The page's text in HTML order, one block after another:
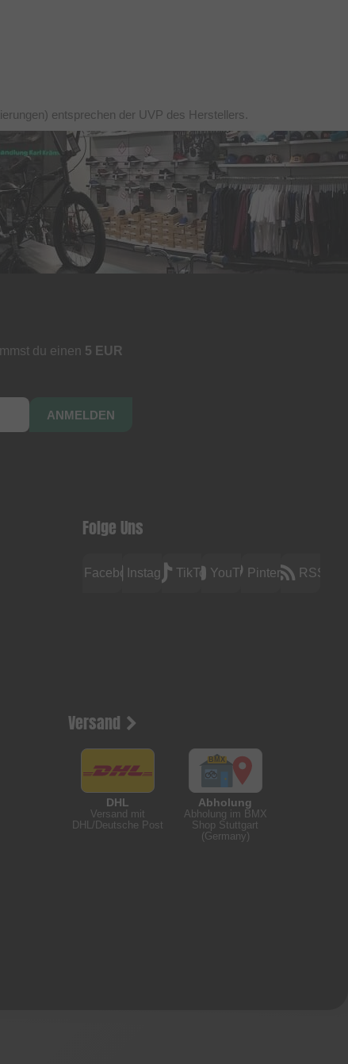
entsprechen der UVP des Herstellers.
du einen 5 EUR
ANMELDEN
Folge Uns
FacebookInstagramTikTokYouTubePinterest RSS
Versand
DHL
Versand mit
DHL/Deutsche Post
Abholung
Abholung im BMX
Shop Stuttgart
(Germany)